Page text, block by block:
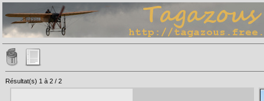
Résultat(s) 1 à 2 / 2